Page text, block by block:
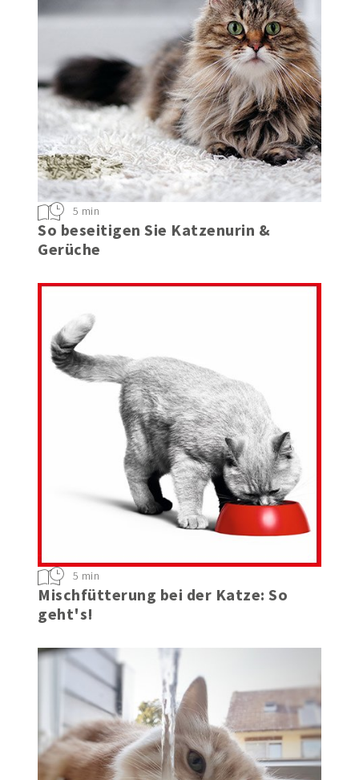
So beseitigen Sie Katzenurin &
Gerüche
5 min
Mischfütterung bei der Katze: So
geht's!
5 min